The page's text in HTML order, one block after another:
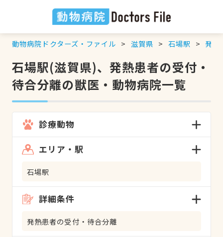
動物病院ドクターズ・ファイル 滋賀県 石場駅 発熱
石場駅(滋賀県)、発熱患者の受付・
待合分離の獣医・動物病院一覧
診療動物
エリア・駅
石場駅
詳細条件
発熱患者の受付・待合分離